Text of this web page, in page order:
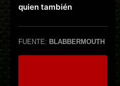
quien también
FUENTE: BLABBERMOUTH